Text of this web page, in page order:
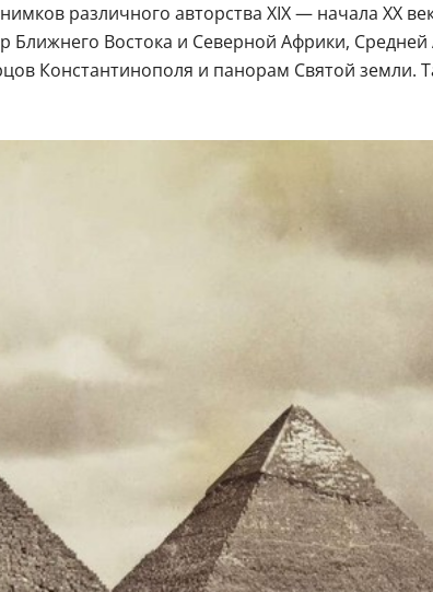
различного авторства XIX — начала XX
Востока и Северной Африки, Средней
Константинополя и панорам Святой земли.